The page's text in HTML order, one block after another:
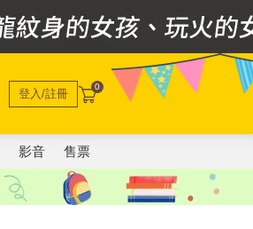
登入/註冊 0
影音 售票